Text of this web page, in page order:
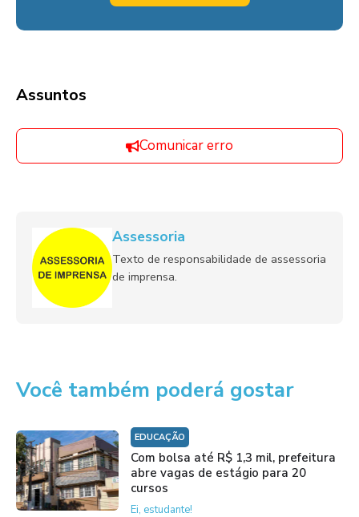
Assuntos
Comunicar erro
Assessoria
Texto de responsabilidade de assessoria
de imprensa.
Você também poderá gostar
EDUCAÇÃO
Com bolsa até R$ 1,3 mil, prefeitura
abre vagas de estágio para 20
cursos
Ei, estudante!